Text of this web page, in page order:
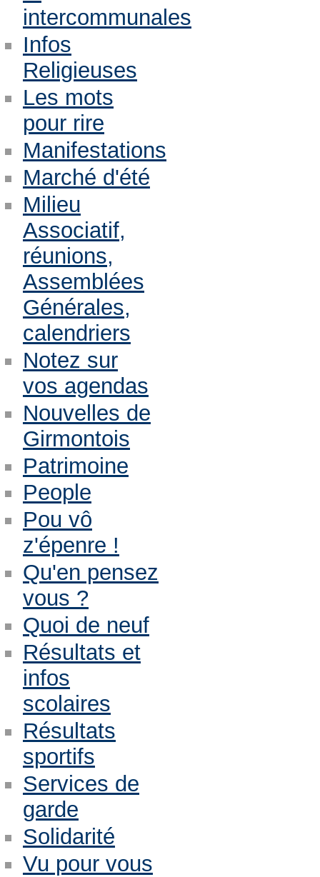
intercommunales
Infos
Religieuses
Les mots
pour rire
Manifestations
Marché d'été
Milieu
Associatif,
réunions,
Assemblées
Générales,
calendriers
Notez sur
vos agendas
Nouvelles de
Girmontois
Patrimoine
People
Pou vô
z'épenre !
Qu'en pensez
vous ?
Quoi de neuf
Résultats et
infos
scolaires
Résultats
sportifs
Services de
garde
Solidarité
Vu pour vous